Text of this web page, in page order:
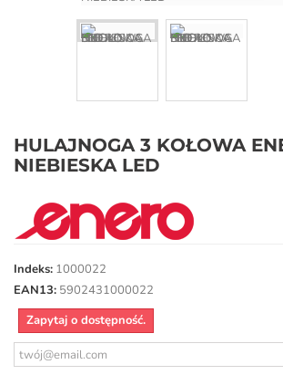
HULAJNOGA 3 KOŁOWA ENERO
NIEBIESKA LED
Indeks: 1000022
EAN13: 5902431000022
Zapytaj o dostępność.